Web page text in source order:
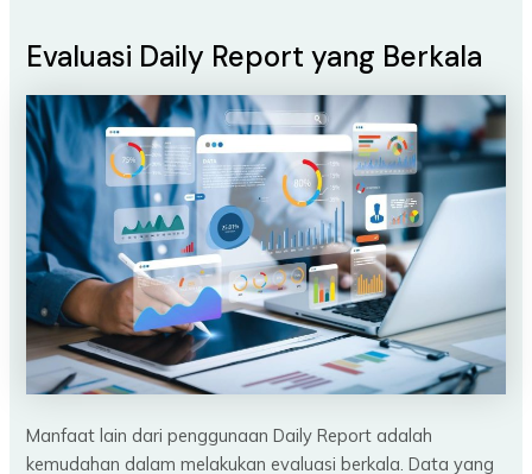
Evaluasi Daily Report yang Berkala
Manfaat lain dari penggunaan Daily Report adalah
kemudahan dalam melakukan evaluasi berkala. Data yang